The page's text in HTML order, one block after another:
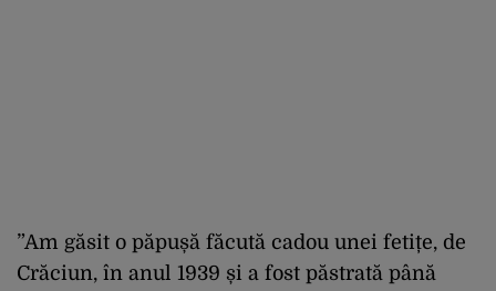
”Am găsit o păpușă făcută cadou unei fetițe, de
Crăciun, în anul 1939 și a fost păstrată până